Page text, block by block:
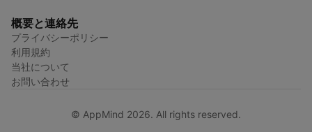
概要と連絡先
プライバシーポリシー
利用規約
当社について
お問い合わせ
© AppMind 2026. All rights reserved.